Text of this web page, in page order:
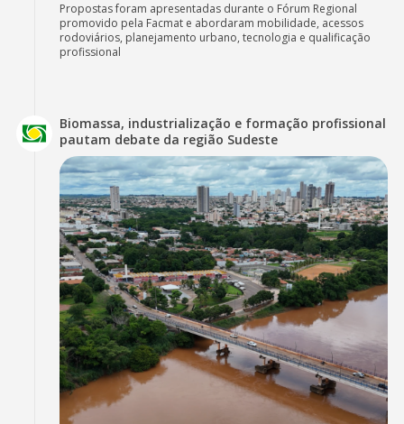
Propostas foram apresentadas durante o Fórum Regional
promovido pela Facmat e abordaram mobilidade, acessos
rodoviários, planejamento urbano, tecnologia e qualificação
profissional
Biomassa, industrialização e formação profissional
pautam debate da região Sudeste